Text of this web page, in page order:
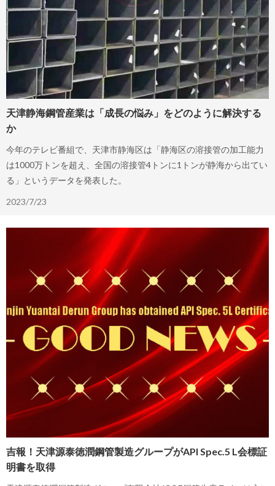
天津静海鋼管産業は「成長の悩み」をどのように解決する
か
今年のテレビ番組で、天津市静海区は「静海区の溶接管の加工能力
は1000万トンを超え、全国の溶接管4トンに1トンが静海から出てい
る」というデータを発表した。
2023/7/23
吉報！天津源泰徳潤鋼管製造グループがAPI Spec.5 L会標証
明書を取得